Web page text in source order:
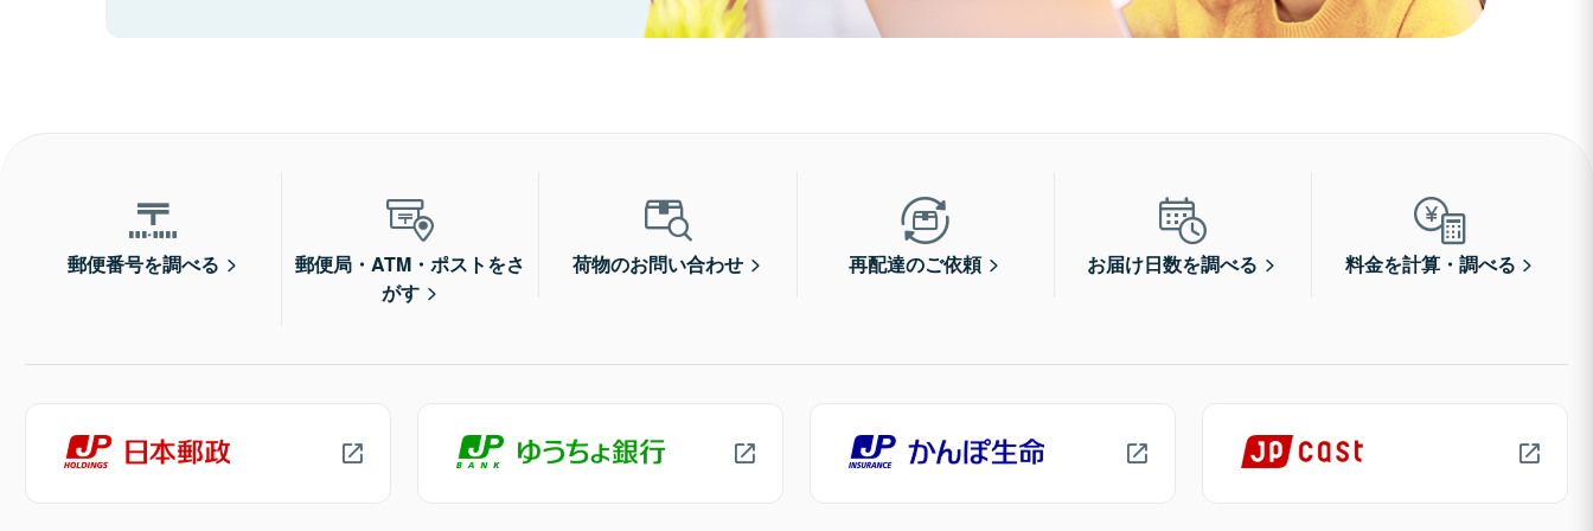
郵便番号を調べる
郵便局・ATM・ポストをさ
がす
荷物のお問い合わせ 再配達のご依頼 お届け日数を調べる 料金を計算・調べる